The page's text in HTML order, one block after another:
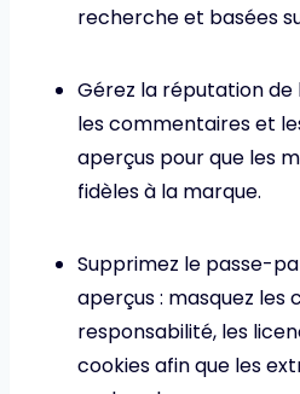
recherche et basées
Gérez la réputation de
les commentaires et
aperçus pour que les
fidèles à la marque.
Supprimez le passe-
aperçus : masquez les
responsabilité, les
cookies afin que les